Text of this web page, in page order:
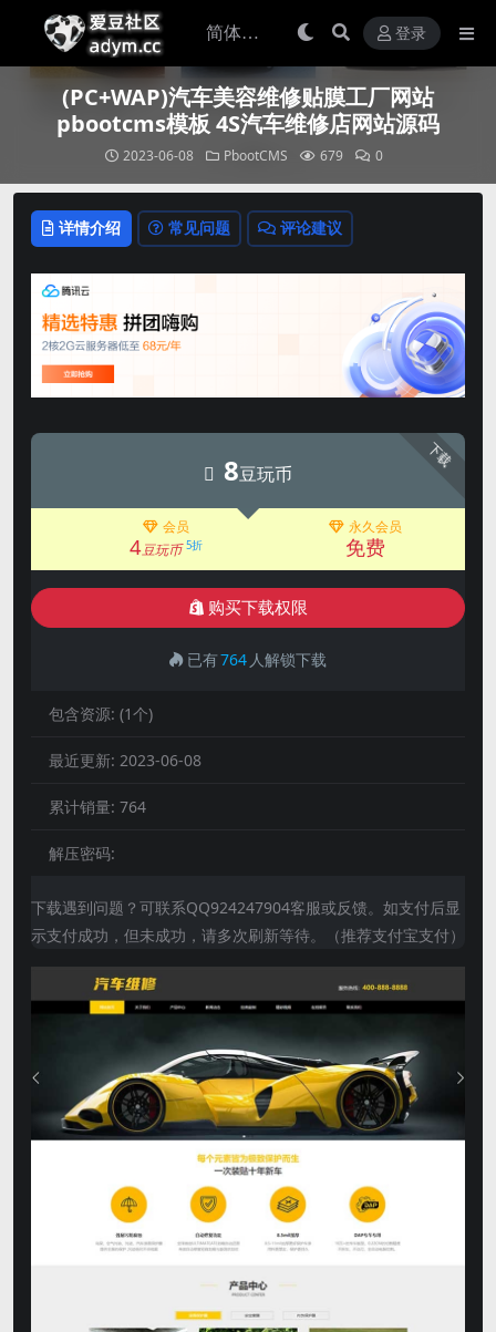
登录
(PC+WAP)汽车美容维修贴膜工厂网站
pbootcms模板 4S汽车维修店网站源码
2023-06-08 PbootCMS 679 0
详情介绍 常见问题 评论建议
下载
8豆玩币
会员
4豆玩币 5折
永久会员
免费
购买下载权限
已有764 人解锁下载
包含资源: (1个)
最近更新: 2023-06-08
累计销量: 764
解压密码:
下载遇到问题？可联系QQ924247904客服或反馈。如支付后显
示支付成功，但未成功，请多次刷新等待。（推荐支付宝支付）